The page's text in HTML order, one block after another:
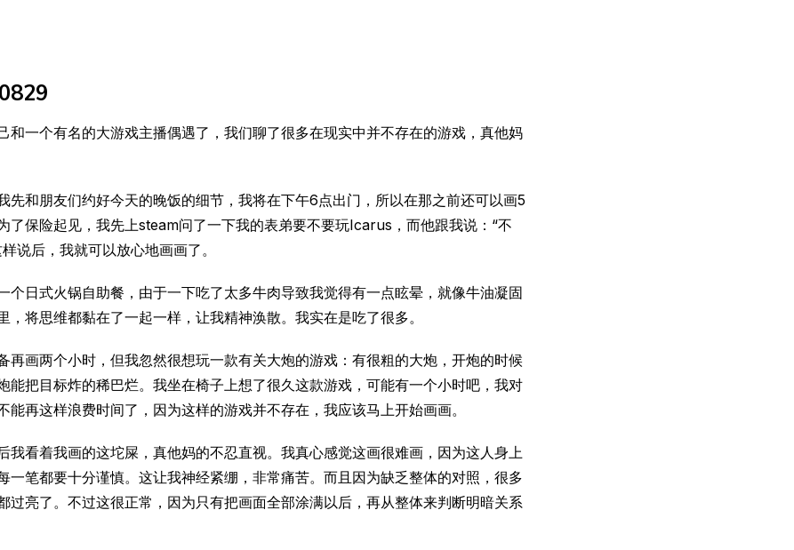
和一个有名的大游戏主播偶遇了，我们聊了很多在现实中并不存在的游戏，真他妈
先和朋友们约好今天的晚饭的细节，我将在下午6点出门，所以在那之前还可以画5
了保险起见，我先上steam问了一下我的表弟要不要玩Icarus，而他跟我说：“不
说后，我就可以放心地画画了。
个日式火锅自助餐，由于一下吃了太多牛肉导致我觉得有一点眩晕，就像牛油凝固
，将思维都黏在了一起一样，让我精神涣散。我实在是吃了很多。
再画两个小时，但我忽然很想玩一款有关大炮的游戏：有很粗的大炮，开炮的时候
能把目标炸的稀巴烂。我坐在椅子上想了很久这款游戏，可能有一个小时吧，我对
能再这样浪费时间了，因为这样的游戏并不存在，我应该马上开始画画。
我看着我画的这坨屎，真他妈的不忍直视。我真心感觉这画很难画，因为这人身上
一笔都要十分谨慎。这让我神经紧绷，非常痛苦。而且因为缺乏整体的对照，很多
过亮了。不过这很正常，因为只有把画面全部涂满以后，再从整体来判断明暗关系